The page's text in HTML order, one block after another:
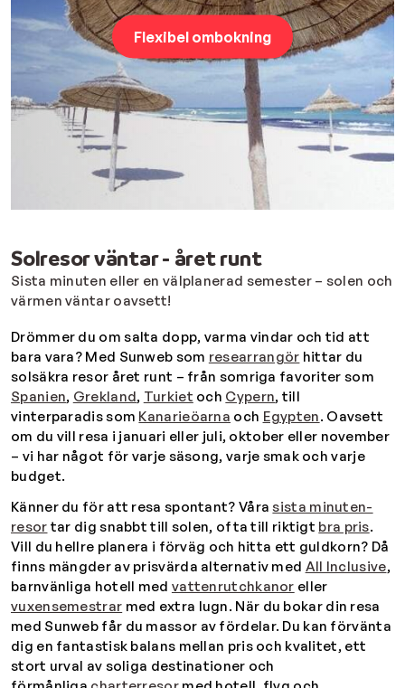
Flexibel ombokning
Solresor väntar - året runt
Sista minuten eller en välplanerad semester – solen och
värmen väntar oavsett!
Drömmer du om salta dopp, varma vindar och tid att
bara vara? Med Sunweb som researrangör hittar du
solsäkra resor året runt – från somriga favoriter som
Spanien, Grekland, Turkiet och Cypern, till
vinterparadis som Kanarieöarna och Egypten. Oavsett
om du vill resa i januari eller juli, oktober eller november
– vi har något för varje säsong, varje smak och varje
budget.
Känner du för att resa spontant? Vårasista minuten-
resor tar dig snabbt till solen, ofta till riktigt bra pris.
Vill du hellre planera i förväg och hitta ett guldkorn? Då
finns mängder av prisvärda alternativ med All Inclusive,
barnvänliga hotell med vattenrutchkanor eller
vuxensemestrar med extra lugn. När du bokar din resa
med Sunweb får du massor av fördelar. Du kan förvänta
dig en fantastisk balans mellan pris och kvalitet, ett
stort urval av soliga destinationer och